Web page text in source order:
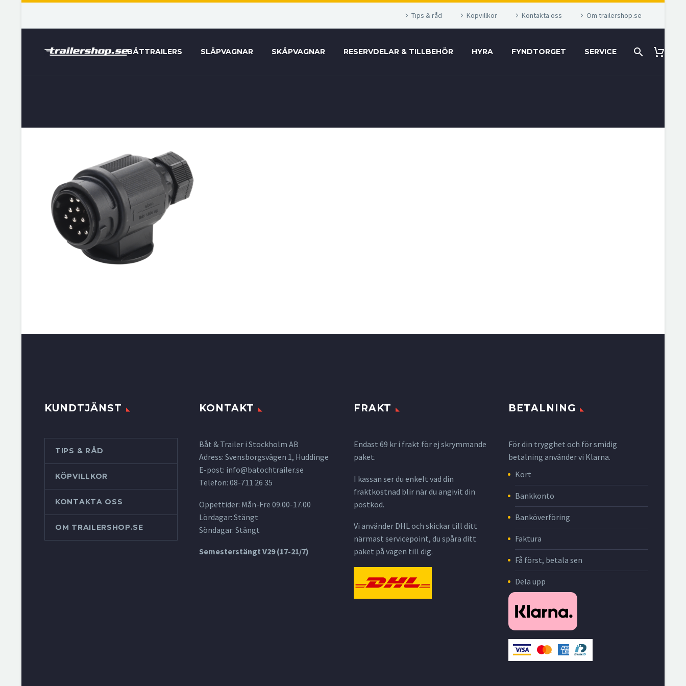
Tips & råd Köpvillkor Kontakta oss Om trailershop.se
BÅTTRAILERS SLÄPVAGNAR SKÅPVAGNAR RESERVDELAR & TILLBEHÖR HYRA FYNDTORGET SERVICE
KUNDTJÄNST
TIPS & RÅD
KÖPVILLKOR
KONTAKTA OSS
OM TRAILERSHOP.SE
KONTAKT
Båt & Trailer i Stockholm AB
Adress: Svensborgsvägen 1, Huddinge
E-post: info@batochtrailer.se
Telefon: 08-711 26 35
Öppettider: Mån-Fre 09.00-17.00
Lördagar: Stängt
Söndagar: Stängt
Semesterstängt V29 (17-21/7)
FRAKT
Endast 69 kr i frakt för ej skrymmande
paket.
I kassan ser du enkelt vad din
fraktkostnad blir när du angivit din
postkod.
Vi använder DHL och skickar till ditt
närmast servicepoint, du spåra ditt
paket på vägen till dig.
BETALNING
För din trygghet och för smidig
betalning använder vi Klarna.
Kort
Bankkonto
Banköverföring
Faktura
Få först, betala sen
Dela upp